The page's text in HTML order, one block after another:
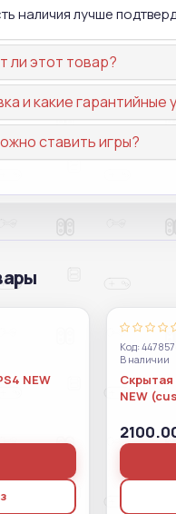
наличия лучше
ли этот товар?
и какие гарантийные
ставить игры?
NEW
Код:
В наличии
Скрытая
NEW